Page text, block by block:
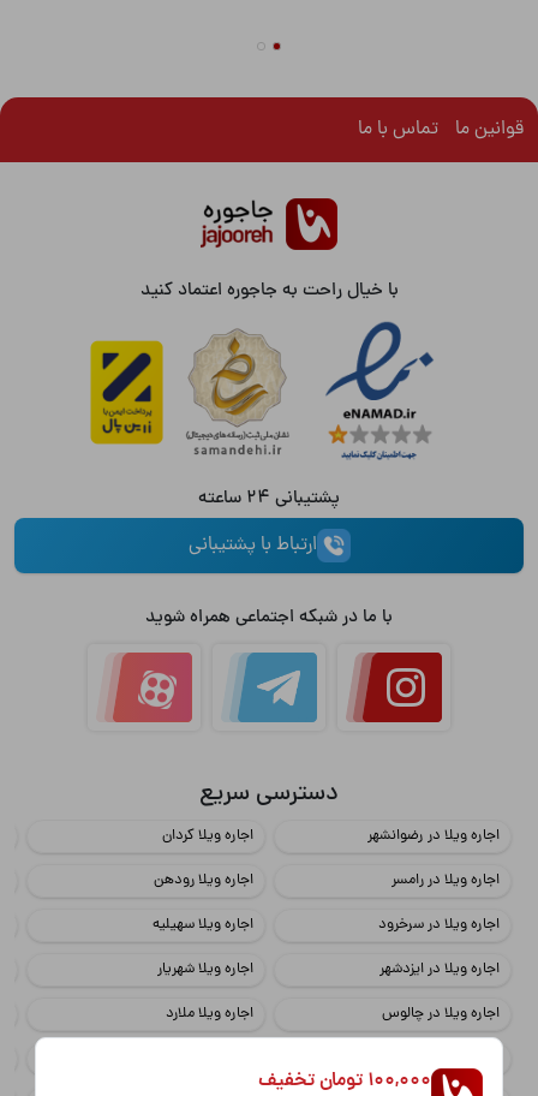
قوانین ما تماس با ما
دسترسی سریع
اجاره ویلا در رضوانشهر
اجاره ویلا در رامسر
اجاره ویلا در سرخرود
اجاره ویلا در ایزدشهر
اجاره ویلا در چالوس
اجاره ویلا کردان
اجاره ویلا رودهن
اجاره ویلا سهیلیه
اجاره ویلا شهریار
اجاره ویلا ملارد
با ما در شبکه اجتماعی همراه شوید
با خیال راحت به جاجوره اعتماد کنید
پشتیبانی 24 ساعته
ارتباط با پشتیبانی
100,000 تومان تخفیف